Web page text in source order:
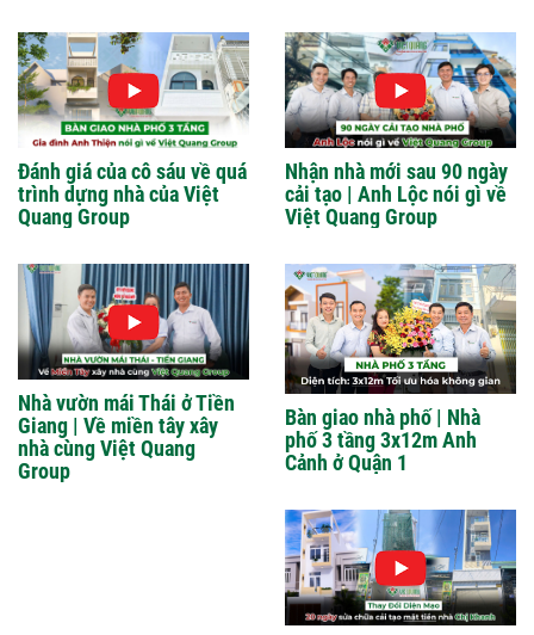
Đánh giá của cô sáu về quá
trình dựng nhà của Việt
Quang Group
Nhận nhà mới sau 90 ngày
cải tạo | Anh Lộc nói gì về
Việt Quang Group
Nhà vườn mái Thái ở Tiền
Giang | Về miền tây xây
nhà cùng Việt Quang
Group
Bàn giao nhà phố | Nhà
phố 3 tầng 3x12m Anh
Cảnh ở Quận 1